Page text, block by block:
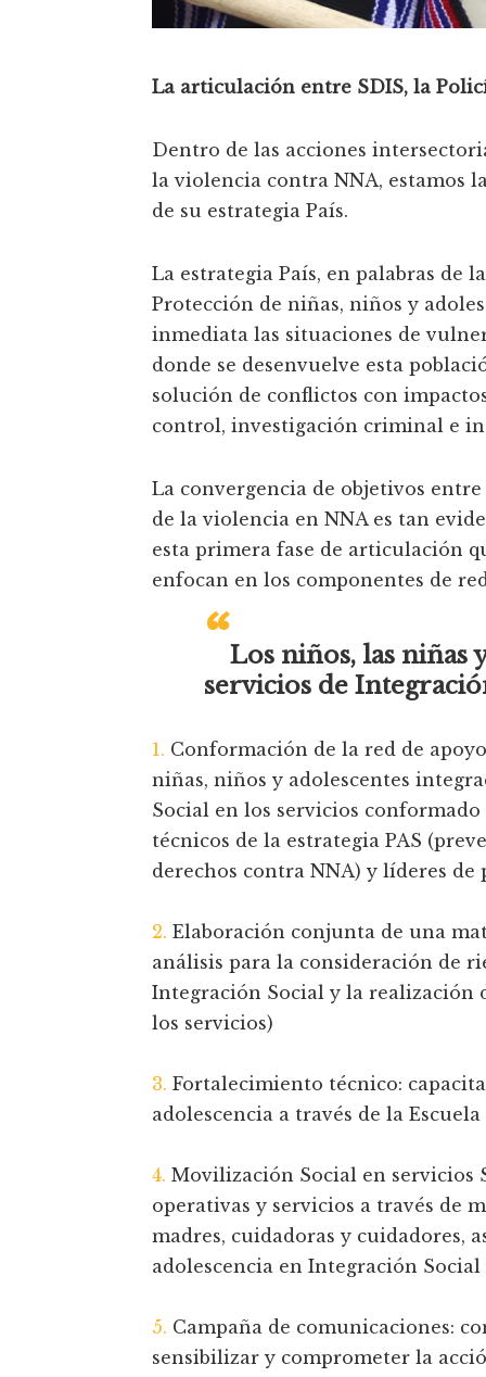
La articulación entre SDIS, la
Dentro de las acciones
la violencia contra NNA, estamos
de su estrategia País.
La estrategia País, en palabras de
Protección de niñas, niños y
inmediata las situaciones de
donde se desenvuelve esta
solución de conflictos con
control, investigación criminal e
La convergencia de objetivos
de la violencia en NNA es tan
esta primera fase de articulación
enfocan en los componentes de
“Los niños, las niñas
servicios de
1. Conformación de la red de
niñas, niños y adolescentes
Social en los servicios
técnicos de la estrategia PAS
derechos contra NNA) y líderes
2. Elaboración conjunta de una
análisis para la consideración de
Integración Social y la realización
los servicios)
3. Fortalecimiento técnico:
adolescencia a través de la
4. Movilización Social en servicios
operativas y servicios a través de
madres, cuidadoras y cuidadores,
adolescencia en Integración
5. Campaña de comunicaciones:
sensibilizar y comprometer la